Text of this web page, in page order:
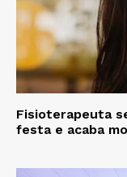
Fisioterapeuta
festa e acaba